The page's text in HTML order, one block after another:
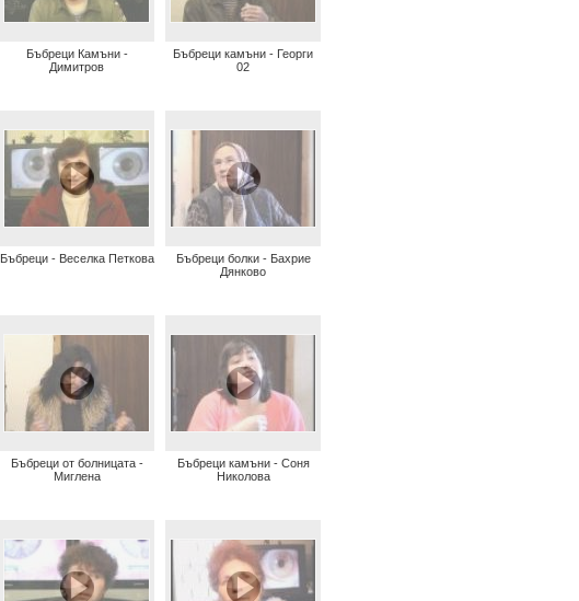
Бъбреци Камъни -
Димитров
Бъбреци камъни - Георги
02
Бъбреци - Веселка Петкова
Бъбреци болки - Бахрие
Дянково
Бъбреци от болницата -
Миглена
Бъбреци камъни - Соня
Николова